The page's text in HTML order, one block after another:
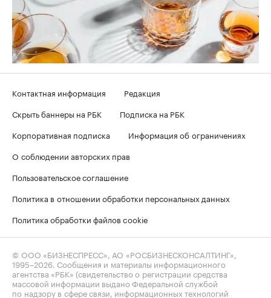
Контактная информация
Редакция
Скрыть баннеры на РБК
Подписка на РБК
Корпоративная подписка
Информация об ограничениях
О соблюдении авторских прав
Пользовательское соглашение
Политика в отношении обработки персональных данных
Политика обработки файлов cookie
© ООО «БИЗНЕСПРЕСС», АО «РОСБИЗНЕСКОНСАЛТИНГ»,
1995–2026. Сообщения и материалы информационного
агентства «РБК» (свидетельство о регистрации средства
массовой информации выдано Федеральной службой
по надзору в сфере связи, информационных технологий